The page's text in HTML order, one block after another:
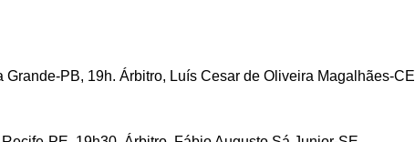
PB, 19h. Árbitro, Luís Cesar de Oliveira Magalhães-CE